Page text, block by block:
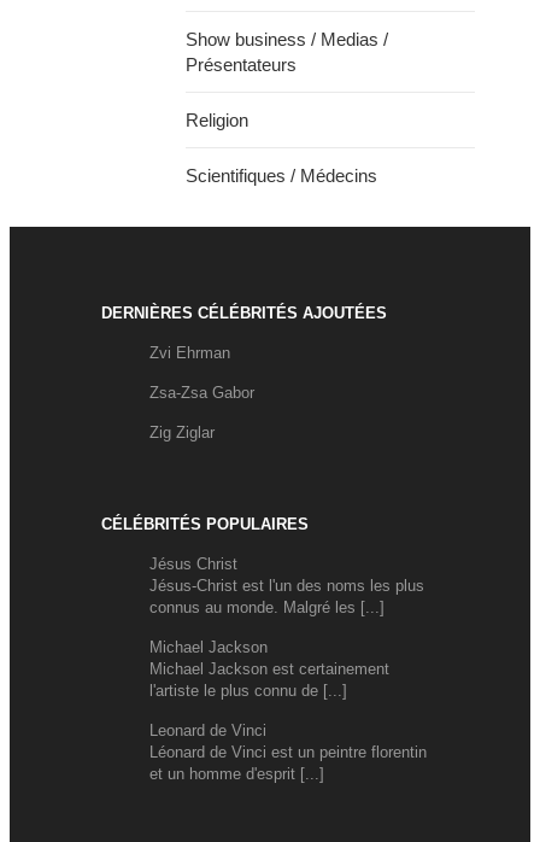
Show business / Medias /
Présentateurs
Religion
Scientifiques / Médecins
DERNIÈRES CÉLÉBRITÉS AJOUTÉES
Zvi Ehrman
Zsa-Zsa Gabor
Zig Ziglar
CÉLÉBRITÉS POPULAIRES
Jésus Christ
Jésus-Christ est l'un des noms les plus
connus au monde. Malgré les [...]
Michael Jackson
Michael Jackson est certainement
l'artiste le plus connu de [...]
Leonard de Vinci
Léonard de Vinci est un peintre florentin
et un homme d'esprit [...]